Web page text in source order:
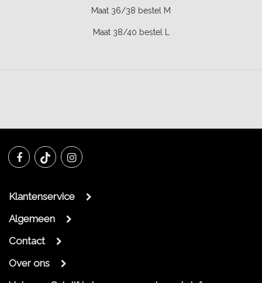
Maat 36/38 bestel M
Maat 38/40 bestel L
Klantenservice
Algemeen
Contact
Over ons